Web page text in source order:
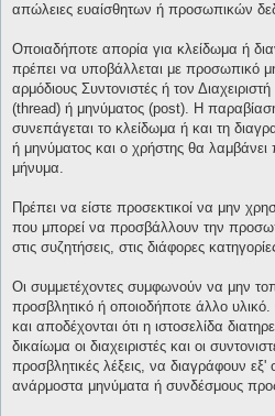
απώλειες ευαίσθητων ή προσωπικών
Οποιαδήποτε απορία για κλείδωμα ή
πρέπει να υποβάλλεται με προσωπικό
αρμόδιους Συντονιστές ή τον
(thread) ή μηνύματος (post). Η
συνεπάγεται το κλείδωμα ή και τη
ή μηνύματος και ο χρήστης θα
μήνυμα.
Πρέπει να είστε προσεκτικοί να μην
που μπορεί να προσβάλλουν την
στις συζητήσεις, στις διάφορες
Οι συμμετέχοντες συμφωνούν να μην
προσβλητικό ή οποιοδήποτε άλλο
και αποδέχονται ότι η ιστοσελίδα
δικαίωμα οι διαχειριστές και οι
προσβλητικές λέξεις, να διαγράφουν
ανάρμοστα μηνύματα ή συνδέσμους